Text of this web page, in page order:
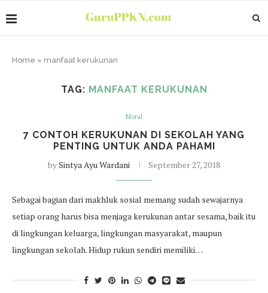
Home » manfaat kerukunan
TAG: MANFAAT KERUKUNAN
Moral
7 CONTOH KERUKUNAN DI SEKOLAH YANG
PENTING UNTUK ANDA PAHAMI
bySintya Ayu Wardani September 27, 2018
Sebagai bagian dari makhluk sosial memang sudah sewajarnya
setiap orang harus bisa menjaga kerukunan antar sesama, baik itu
di lingkungan keluarga, lingkungan masyarakat, maupun
lingkungan sekolah. Hidup rukun sendiri memiliki…